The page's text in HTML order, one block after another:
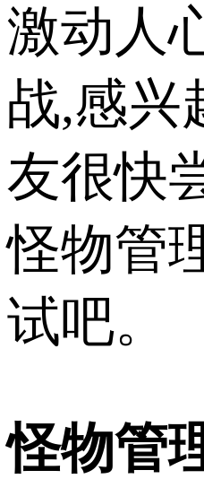
激动人
战,感兴
友很快
怪物管
试吧。
怪物管